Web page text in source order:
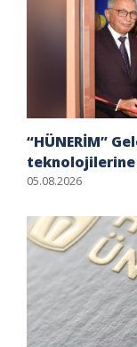
“HÜNERİM”
05.08.2026